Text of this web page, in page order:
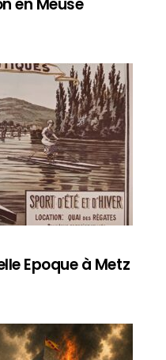
Epoque à Metz